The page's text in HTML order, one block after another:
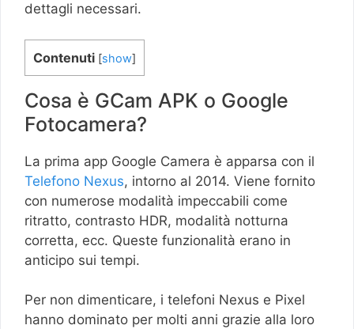
dettagli necessari.
Contenuti [show]
Cosa è GCam APK o Google
Fotocamera?
La prima app Google Camera è apparsa con il
Telefono Nexus, intorno al 2014. Viene fornito
con numerose modalità impeccabili come
ritratto, contrasto HDR, modalità notturna
corretta, ecc. Queste funzionalità erano in
anticipo sui tempi.
Per non dimenticare, i telefoni Nexus e Pixel
hanno dominato per molti anni grazie alla loro